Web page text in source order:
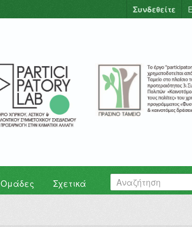
Συνδεθείτε
Ομάδες Σχετικά